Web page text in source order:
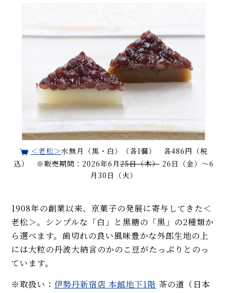
＜老松＞水無月（黒・白）（各1個） 各486円（税
込） ※販売期間：2026年6月25日（木）26日（金）〜6
月30日（火）
1908年の創業以来、京菓子の発展に寄与してきた＜
老松＞。シンプルな「白」と黒糖の「黒」の2種類か
ら選べます。歯切れの良い風味豊かな外郎生地の上
には大粒の丹波大納言のかのこ豆がたっぷりとのっ
ています。
※取扱い： 伊勢丹新宿店 本館地下1階 茶の道（日本